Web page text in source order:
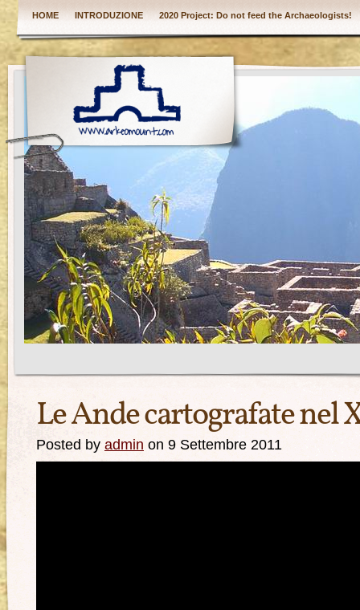
HOME INTRODUZIONE 2020 Project: Do not feed the Archaeologists!
Le Ande cartografate nel
Posted by admin on 9 Settembre 2011